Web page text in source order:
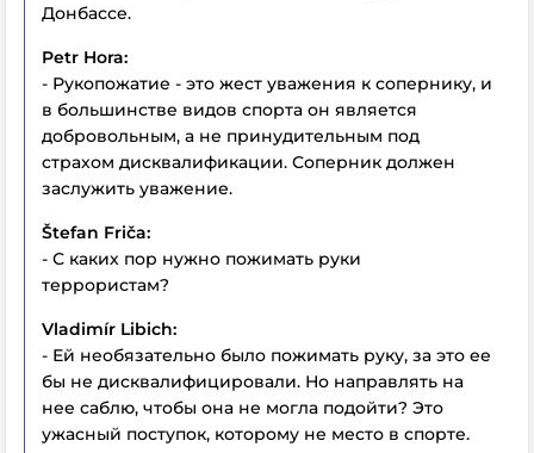
Донбассе.
Petr Hora:
- Рукопожатие - это жест уважения к сопернику, и
в большинстве видов спорта он является
добровольным, а не принудительным под
страхом дисквалификации. Соперник должен
заслужить уважение.
Štefan Friča:
- С каких пор нужно пожимать руки
террористам?
Vladimír Libich:
- Ей необязательно было пожимать руку, за это ее
бы не дисквалифицировали. Но направлять на
нее саблю, чтобы она не могла подойти? Это
ужасный поступок, которому не место в спорте.